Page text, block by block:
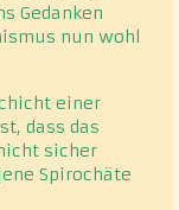
Gedanken
nun wohl
einer
dass das
sicher
Spirochäte